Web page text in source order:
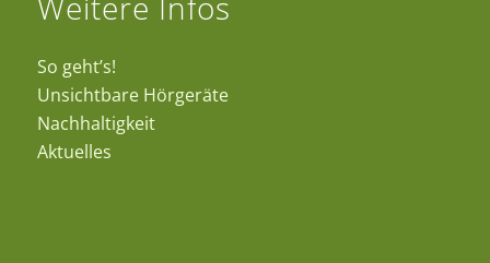
So geht’s!
Unsichtbare Hörgeräte
Nachhaltigkeit
Aktuelles